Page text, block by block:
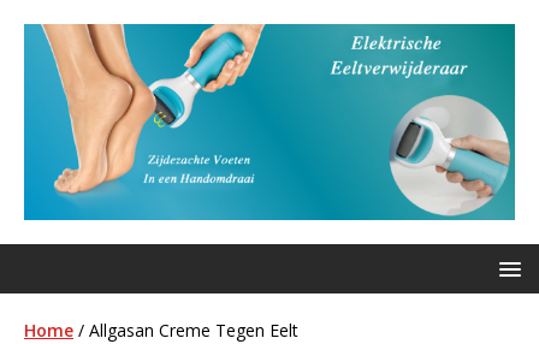
Home / Allgasan Creme Tegen Eelt